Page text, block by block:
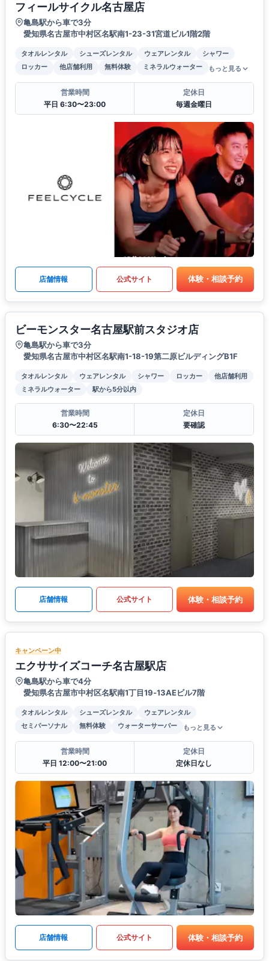
フィールサイクル名古屋店
亀島駅から車で3分
愛知県名古屋市中村区名駅南1-23-31宮道ビル1階2階
タオルレンタル シューズレンタル ウェアレンタル
シャワー
ロッカー
他店舗利用 無料体験 ミネラルウォーター もっと見る
営業時間
平日 6:30〜23:00
定休日
毎週金曜日
店舗情報 公式サイト 体験・相談予約
ビーモンスター名古屋駅前スタジオ店
亀島駅から車で3分
愛知県名古屋市中村区名駅南1-18-19第二原ビルディングB1F
タオルレンタル ウェアレンタル シャワー ロッカー
他店舗利用
ミネラルウォーター
駅から5分以内
営業時間
6:30〜22:45
定休日
要確認
店舗情報 公式サイト 体験・相談予約
キャンペーン中
エクササイズコーチ名古屋駅店
亀島駅から車で4分
愛知県名古屋市中村区名駅南1丁目19‐13AEビル7階
タオルレンタル シューズレンタル
ウェアレンタル
セミパーソナル
無料体験 ウォーターサーバー もっと見る
営業時間
平日 12:00〜21:00
定休日
定休日なし
店舗情報 公式サイト 体験・相談予約